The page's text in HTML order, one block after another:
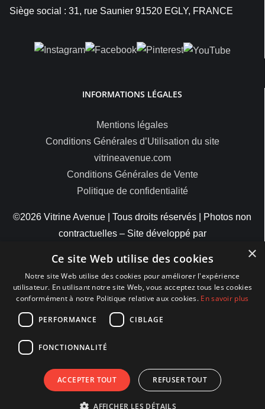
Siège social : 31, rue Saunier 91520 EGLY, FRANCE
INFORMATIONS LÉGALES
Mentions légales
Conditions Générales d’Utilisation du site
vitrineavenue.com
Conditions Générales de Vente
Politique de confidentialité
©2026 Vitrine Avenue | Tous droits réservés | Photos non
contractuelles – Site développé par
MODES DE PAIEMENT
×
Ce site Web utilise des cookies
Notre site Web utilise des cookies pour améliorer l'expérience
utilisateur. En utilisant notre site Web, vous acceptez tous les cookies
conformément à notre Politique relative aux cookies. En savoir plus
PERFORMANCE CIBLAGE
FONCTIONNALITÉ
ACCEPTER TOUT REFUSER TOUT
AFFICHER LES DÉTAILS